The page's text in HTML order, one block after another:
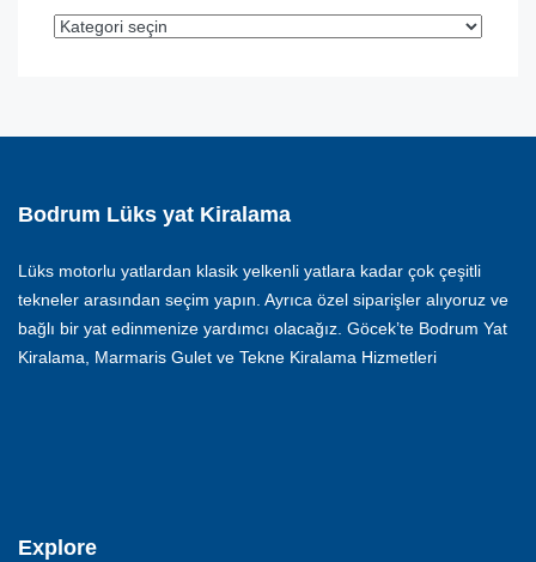
Bodrum Lüks yat Kiralama
Lüks motorlu yatlardan klasik yelkenli yatlara kadar çok çeşitli
tekneler arasından seçim yapın. Ayrıca özel siparişler alıyoruz ve
bağlı bir yat edinmenize yardımcı olacağız. Göcek’te Bodrum Yat
Kiralama, Marmaris Gulet ve Tekne Kiralama Hizmetleri
Explore